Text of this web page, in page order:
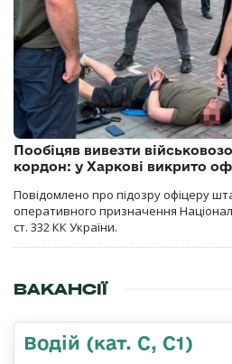
Пообіцяв вивезти
кордон: у Харкові викрито
Повідомлено про підозру офіцеру
оперативного призначення
ст. 332 КК України.
ВАКАНСІЇ
Водій (кат. С, С1)